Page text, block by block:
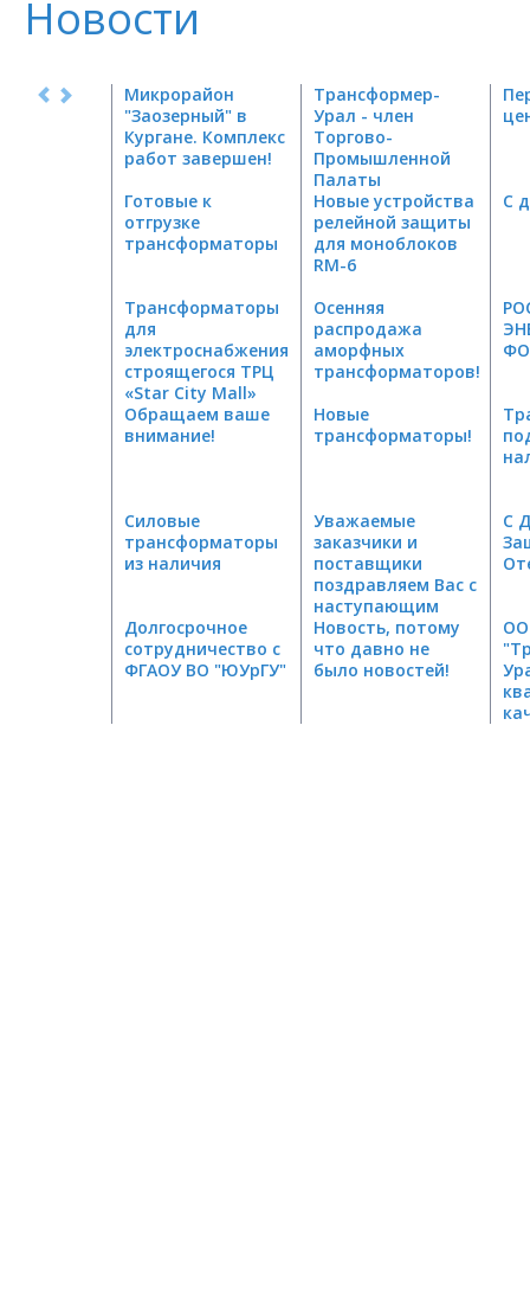
Новости
Микрорайон
"Заозерный" в
Кургане. Комплекс
работ завершен!
Трансформер-
Урал - член
Торгово-
Промышленной
Палаты
Челябинской
области
Готовые к
отгрузке
трансформаторы
Новые устройства
релейной защиты
для моноблоков
RM-6
С
Трансформаторы
для
электроснабжения
строящегося ТРЦ
«Star City Mall»
Осенняя
распродажа
аморфных
трансформаторов!
Обращаем ваше
внимание!
Новые
трансформаторы!
Силовые
трансформаторы
из наличия
Уважаемые
заказчики и
поставщики
поздравляем Вас с
наступающим
Новым Годом!
С
Долгосрочное
сотрудничество с
ФГАОУ ВО "ЮУрГУ"
Новость, потому
что давно не
было новостей!